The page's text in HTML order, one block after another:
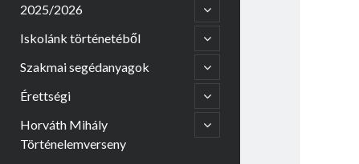
2025/2026
open
child
menu
Iskolánk történetéből
open
child
menu
Szakmai segédanyagok
open
child
menu
Érettségi
open
child
menu
Horváth Mihály
Történelemverseny
open
child